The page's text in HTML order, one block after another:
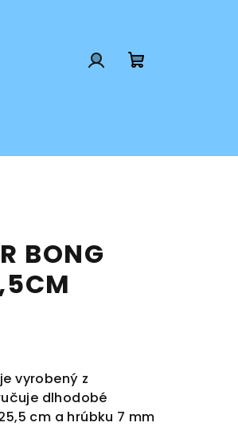
BONG
vyrobený z
dlhodobé
cm a hrúbku 7 mm